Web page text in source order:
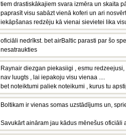
tiem drastiskākajiem svara izmēra un skaita
paprasīt visu sabāzt vienā koferi un ari
iekāpšanas redzēju kā vienai sievietei lika
oficiāli nedrīkst. bet airBaltic parasti par šo
nesatraukties
Raynair diezgan piekasiigi , esmu
nav luugts , lai iepakoju visu vienaa ....
bet noteiktumi paliek noteikumi , kurus tu
Boltikam ir vienas somas uzstādījums un,
Savukārt aināram jau kādus mēnešus oficiāli